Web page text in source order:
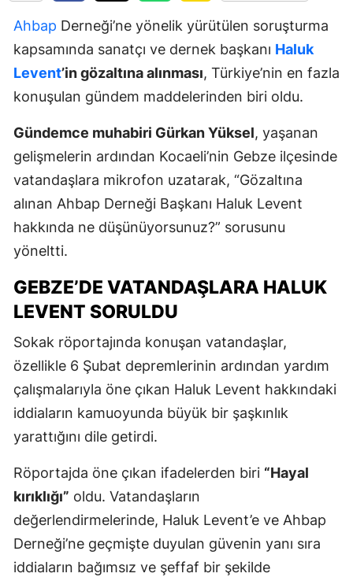
Ahbap Derneği’ne yönelik yürütülen soruşturma
kapsamında sanatçı ve dernek başkanı Haluk
Levent’in gözaltına alınması, Türkiye’nin en fazla
konuşulan gündem maddelerinden biri oldu.
Gündemce muhabiri Gürkan Yüksel, yaşanan
gelişmelerin ardından Kocaeli’nin Gebze ilçesinde
vatandaşlara mikrofon uzatarak, “Gözaltına
alınan Ahbap Derneği Başkanı Haluk Levent
hakkında ne düşünüyorsunuz?” sorusunu
yöneltti.
GEBZE’DE VATANDAŞLARA HALUK
LEVENT SORULDU
Sokak röportajında konuşan vatandaşlar,
özellikle 6 Şubat depremlerinin ardından yardım
çalışmalarıyla öne çıkan Haluk Levent hakkındaki
iddiaların kamuoyunda büyük bir şaşkınlık
yarattığını dile getirdi.
Röportajda öne çıkan ifadelerden biri “Hayal
kırıklığı” oldu. Vatandaşların
değerlendirmelerinde, Haluk Levent’e ve Ahbap
Derneği’ne geçmişte duyulan güvenin yanı sıra
iddiaların bağımsız ve şeffaf bir şekilde